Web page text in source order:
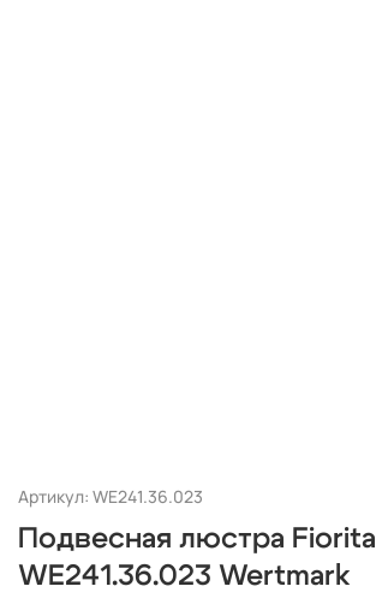
Артикул: WE241.36.023
Подвесная люстра Fiorita
WE241.36.023 Wertmark